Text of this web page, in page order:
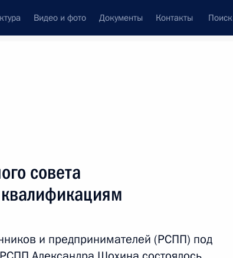
Видео и фото Документы Контакты Поиск
следующие материалы
совета
и предпринимателей (РСПП) под